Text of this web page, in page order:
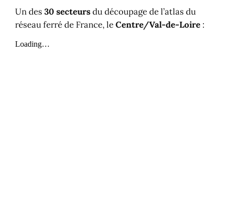
Un des30 secteursdu découpage de l’atlas du
réseau ferré de France, leCentre/Val-de-Loire :